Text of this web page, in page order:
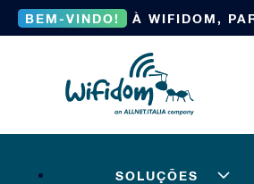
BEM-VINDO! À WIFIDOM,
SOLUÇÕES